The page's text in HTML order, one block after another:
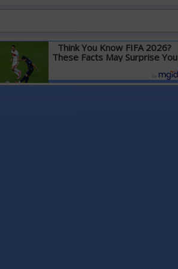
Think You Know FIFA 2026?
These Facts May Surprise You
Детальніше